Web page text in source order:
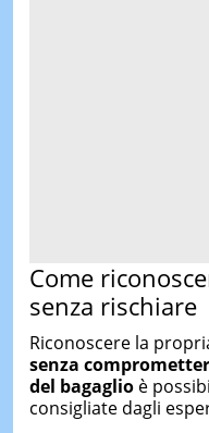
Come
senza rischiare
Riconoscere la
senza
del bagaglio è
consigliate dagli